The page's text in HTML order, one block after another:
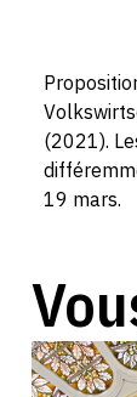
(2021).
19 mars.